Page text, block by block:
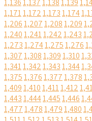
1,1361,1371,1381,139
1,1711,1721,1731,174
1,2061,2071,2081,209
1,2401,2411,2421,243
1,2731,2741,2751,276
1,3071,3081,3091,310
1,3411,3421,3431,344
1,3751,3761,3771,378
1,4091,4101,4111,412
1,4431,4441,4451,446
1,4771,4781,4791,480